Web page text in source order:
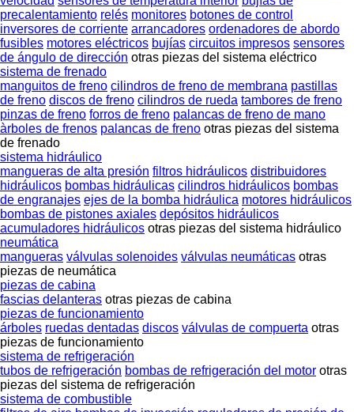
precalentamiento relés monitores botones de control
inversores de corriente arrancadores ordenadores de abordo
fusibles motores eléctricos bujías circuitos impresos sensores
de ángulo de dirección otras piezas del sistema eléctrico
sistema de frenado
manguitos de freno cilindros de freno de membrana pastillas
de freno discos de freno cilindros de rueda tambores de freno
pinzas de freno forros de freno palancas de freno de mano
àrboles de frenos palancas de freno otras piezas del sistema
de frenado
sistema hidráulico
mangueras de alta presión filtros hidráulicos distribuidores
hidráulicos bombas hidráulicas cilindros hidráulicos bombas
de engranajes ejes de la bomba hidráulica motores hidráulicos
bombas de pistones axiales depósitos hidráulicos
acumuladores hidráulicos otras piezas del sistema hidráulico
neumática
mangueras válvulas solenoides válvulas neumáticas otras
piezas de neumática
piezas de cabina
fascias delanteras otras piezas de cabina
piezas de funcionamiento
árboles ruedas dentadas discos válvulas de compuerta otras
piezas de funcionamiento
sistema de refrigeración
tubos de refrigeración bombas de refrigeración del motor otras
piezas del sistema de refrigeración
sistema de combustible